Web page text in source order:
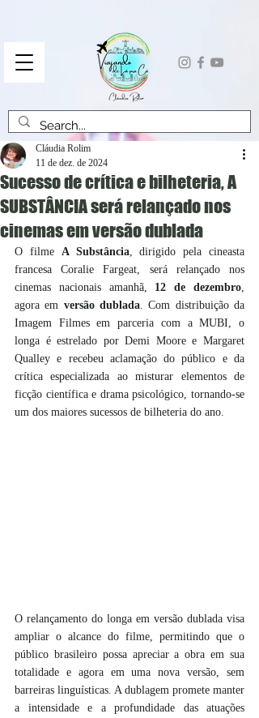
Sucesso de crítica e bilheteria, A
SUBSTÂNCIA será relançado nos
cinemas em versão dublada
Cláudia Rolim
11 de dez. de 2024
O filme A Substância, dirigido pela cineasta
francesa Coralie Fargeat, será relançado nos
cinemas nacionais amanhã, 12 de dezembro,
agora em versão dublada. Com distribuição da
Imagem Filmes em parceria com a MUBI, o
longa é estrelado por Demi Moore e Margaret
Qualley e recebeu aclamação do público e da
crítica especializada ao misturar elementos de
ficção científica e drama psicológico, tornando-se
um dos maiores sucessos de bilheteria do ano.
O relançamento do longa em versão dublada visa
ampliar o alcance do filme, permitindo que o
público brasileiro possa apreciar a obra em sua
totalidade e agora em uma nova versão, sem
barreiras linguísticas. A dublagem promete manter
a intensidade e a profundidade das atuações